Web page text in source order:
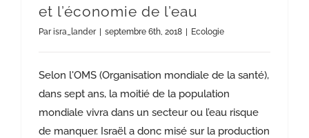
et l’économie de l’eau
Parisra_lander septembre 6th, 2018 Ecologie
Selon l'OMS (Organisation mondiale de la santé),
dans sept ans, la moitié de la population
mondiale vivra dans un secteur ou l’eau risque
de manquer. Israël a donc misé sur la production